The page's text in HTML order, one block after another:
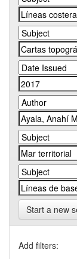
Start a new
Add filters: